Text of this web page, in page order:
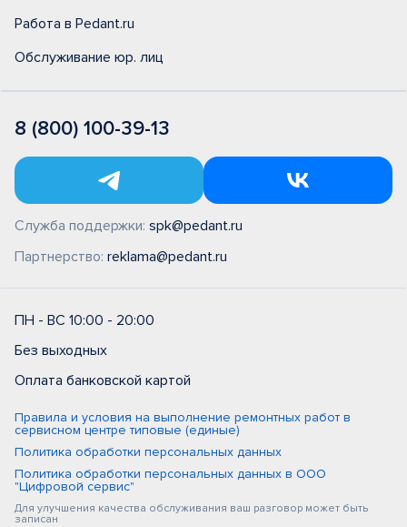
Работа в Pedant.ru
Обслуживание юр. лиц
8 (800) 100-39-13
Служба поддержки: spk@pedant.ru
Партнерство: reklama@pedant.ru
ПН - ВС 10:00 - 20:00
Без выходных
Оплата банковской картой
Правила и условия на выполнение ремонтных работ в
сервисном центре типовые (единые)
Политика обработки персональных данных
Политика обработки персональных данных в ООО
"Цифровой сервис"
Для улучшения качества обслуживания ваш разговор может быть
записан